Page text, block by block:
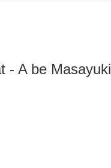
- A be Masayuki